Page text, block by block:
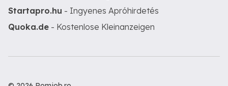
Startapro.hu - Ingyenes Apróhirdetés
Quoka.de - Kostenlose Kleinanzeigen